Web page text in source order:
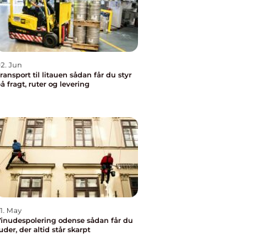
Jun
til litauen sådan får du styr
fragt, ruter og levering
May
odense sådan får du
der altid står skarpt